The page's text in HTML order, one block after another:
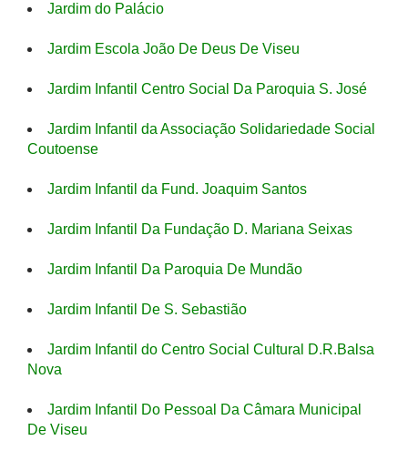
Jardim do Palácio
Jardim Escola João De Deus De Viseu
Jardim Infantil Centro Social Da Paroquia S. José
Jardim Infantil da Associação Solidariedade Social
Coutoense
Jardim Infantil da Fund. Joaquim Santos
Jardim Infantil Da Fundação D. Mariana Seixas
Jardim Infantil Da Paroquia De Mundão
Jardim Infantil De S. Sebastião
Jardim Infantil do Centro Social Cultural D.R.Balsa
Nova
Jardim Infantil Do Pessoal Da Câmara Municipal
De Viseu